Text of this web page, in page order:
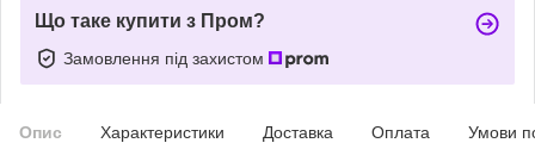
Що таке купити з Пром?
Замовлення під захистом
Опис Характеристики Доставка Оплата Умови